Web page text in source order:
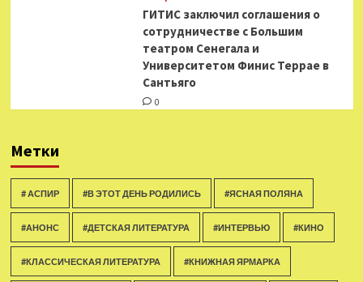
ГИТИС заключил соглашения о
сотрудничестве с Большим
театром Сенегала и
Университетом Финис Террае в
Сантьяго
0
Метки
# АСПИР #В ЭТОТ ДЕНЬ РОДИЛИСЬ #ЯСНАЯ ПОЛЯНА
#АНОНС #ДЕТСКАЯ ЛИТЕРАТУРА #ИНТЕРВЬЮ #КИНО
#КЛАССИЧЕСКАЯ ЛИТЕРАТУРА #КНИЖНАЯ ЯРМАРКА